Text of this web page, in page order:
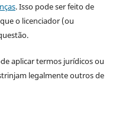
. Isso pode ser feito de
o licenciador (ou
aplicar termos jurídicos ou
legalmente outros de